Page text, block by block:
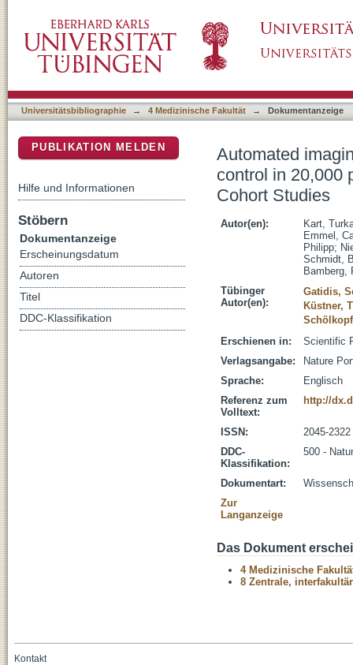
of the UK Biobank and German National
Universitätsbibliographie → 4 Medizinische Fakultät → Dokumentanzeige
Automated
control in 20,000
Cohort Studies
Autor(en):
Kart,
Emmel,
Philipp;
Schmidt,
Bamberg,
Tübinger
Autor(en):
Gatidis,
Küstner,
Erschienen in:
Scientific
Verlagsangabe:
Nature
Sprache:
Englisch
Referenz zum
Volltext:
http://
ISSN:
2045-2322
DDC-
Klassifikation:
500 -
Dokumentart:
Zur
Langanzeige
Das Dokument
4 Medizinische
8 Zentrale,
PUBLIKATION MELDEN
Hilfe und Informationen
Stöbern
Dokumentanzeige
Erscheinungsdatum
Autoren
Titel
DDC-Klassifikation
Kontakt